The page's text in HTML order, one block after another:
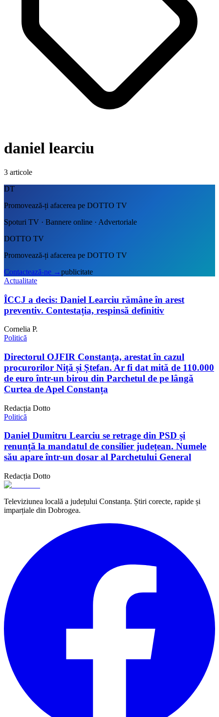
daniel learciu
3 articole
DT
Promovează-ți afacerea pe DOTTO TV
Spoturi TV · Bannere online · Advertoriale
DOTTO TV
Promovează-ți afacerea pe DOTTO TV
Contactează-ne →publicitate
Actualitate
ÎCCJ a decis: Daniel Learciu rămâne în arest
preventiv. Contestația, respinsă definitiv
Cornelia P.
Politică
Directorul OJFIR Constanța, arestat în cazul
procurorilor Niță și Ștefan. Ar fi dat mită de 110.000
de euro într-un birou din Parchetul de pe lângă
Curtea de Apel Constanța
Redacția Dotto
Politică
Daniel Dumitru Learciu se retrage din PSD și
renunță la mandatul de consilier județean. Numele
său apare într-un dosar al Parchetului General
Redacția Dotto
Televiziunea locală a județului Constanța. Știri corecte, rapide și
imparțiale din Dobrogea.